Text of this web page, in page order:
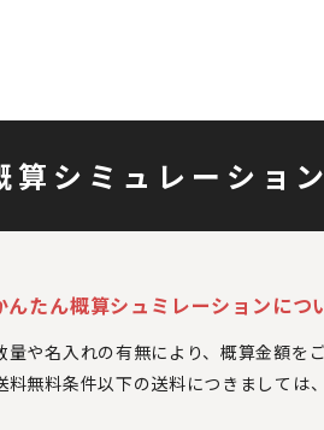
算シミュレーション
んたん概算シュミレーションにつ
量や名入れの有無により、概算金額を
料無料条件以下の送料につきましては